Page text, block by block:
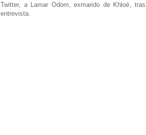
Twitter, a Lamar Odom, exmarido de Khloé,
entrevista.